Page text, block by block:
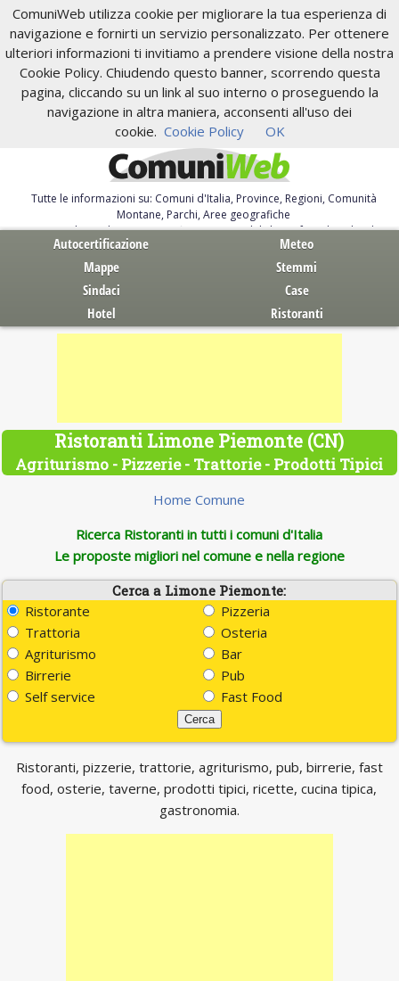
ComuniWeb utilizza cookie per migliorare la tua esperienza di
navigazione e fornirti un servizio personalizzato. Per ottenere
ulteriori informazioni ti invitiamo a prendere visione della nostra
Cookie Policy. Chiudendo questo banner, scorrendo questa
pagina, cliccando su un link al suo interno o proseguendo la
navigazione in altra maniera, acconsenti all'uso dei
cookie. Cookie Policy OK
Tutte le informazioni su: Comuni d'Italia, Province, Regioni, Comunità
Montane, Parchi, Aree geografiche
Servizi al Cittadino. Autocertificazione, moduli, leggi, free download
Autocertificazione
Meteo
Mappe
Stemmi
Sindaci
Case
Hotel
Ristoranti
Ristoranti Limone Piemonte (CN)
Agriturismo - Pizzerie - Trattorie - Prodotti Tipici
Home Comune
Ricerca Ristoranti in tutti i comuni d'Italia
Le proposte migliori nel comune e nella regione
Cerca a Limone Piemonte:
Ristorante
Pizzeria
Trattoria
Osteria
Agriturismo
Bar
Birrerie
Pub
Self service
Fast Food
Ristoranti, pizzerie, trattorie, agriturismo, pub, birrerie, fast
food, osterie, taverne, prodotti tipici, ricette, cucina tipica,
gastronomia.